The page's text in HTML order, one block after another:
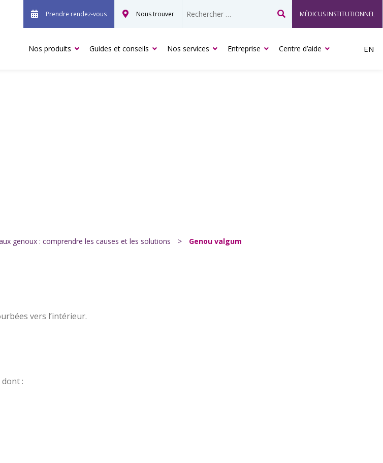
Prendre rendez-vous Nous trouver
Recherche
MÉDICUS INSTITUTIONNEL
Nos produits Guides et conseils Nos services Entreprise Centre d’aide EN
genoux : comprendre les causes et les solutions > Genou valgum
vers l’intérieur.
: